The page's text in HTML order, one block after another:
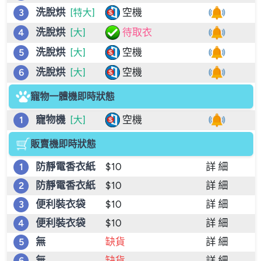
3 洗脫烘 [特大] 空機
4 洗脫烘 [大] 待取衣
5 洗脫烘 [大] 空機
6 洗脫烘 [大] 空機
寵物一體機即時狀態
1 寵物機 [大] 空機
販賣機即時狀態
1 防靜電香衣紙 $10 詳 細
2 防靜電香衣紙 $10 詳 細
3 便利裝衣袋 $10 詳 細
4 便利裝衣袋 $10 詳 細
5 無 缺貨 詳 細